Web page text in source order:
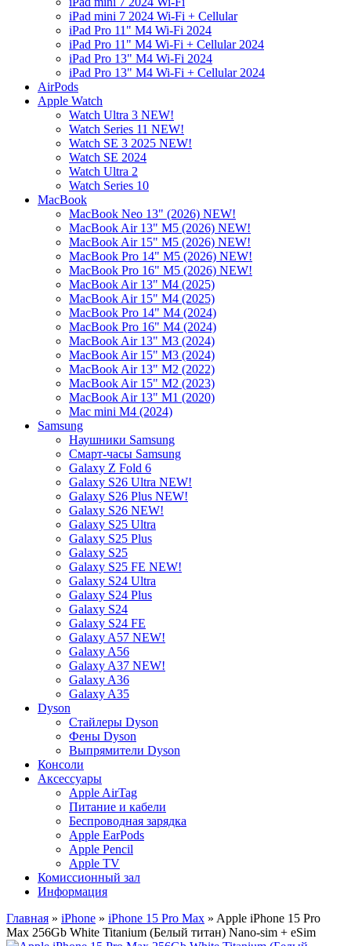
iPad mini 7 2024 Wi-Fi + Cellular
iPad Pro 11" M4 Wi-Fi 2024
iPad Pro 11" M4 Wi-Fi + Cellular 2024
iPad Pro 13" M4 Wi-Fi 2024
iPad Pro 13" M4 Wi-Fi + Cellular 2024
AirPods
Apple Watch
Watch Ultra 3 NEW!
Watch Series 11 NEW!
Watch SE 3 2025 NEW!
Watch SE 2024
Watch Ultra 2
Watch Series 10
MacBook
MacBook Neo 13" (2026) NEW!
MacBook Air 13" M5 (2026) NEW!
MacBook Air 15" M5 (2026) NEW!
MacBook Pro 14" M5 (2026) NEW!
MacBook Pro 16" M5 (2026) NEW!
MacBook Air 13" M4 (2025)
MacBook Air 15" M4 (2025)
MacBook Pro 14" M4 (2024)
MacBook Pro 16" M4 (2024)
MacBook Air 13" M3 (2024)
MacBook Air 15" M3 (2024)
MacBook Air 13" M2 (2022)
MacBook Air 15" M2 (2023)
MacBook Air 13" M1 (2020)
Mac mini M4 (2024)
Samsung
Наушники Samsung
Смарт-часы Samsung
Galaxy Z Fold 6
Galaxy S26 Ultra NEW!
Galaxy S26 Plus NEW!
Galaxy S26 NEW!
Galaxy S25 Ultra
Galaxy S25 Plus
Galaxy S25
Galaxy S25 FE NEW!
Galaxy S24 Ultra
Galaxy S24 Plus
Galaxy S24
Galaxy S24 FE
Galaxy A57 NEW!
Galaxy A56
Galaxy A37 NEW!
Galaxy A36
Galaxy A35
Dyson
Стайлеры Dyson
Фены Dyson
Выпрямители Dyson
Консоли
Аксессуары
Apple AirTag
Питание и кабели
Беспроводная зарядка
Apple EarPods
Apple Pencil
Apple TV
Комиссионный зал
Информация
Главная » iPhone » iPhone 15 Pro Max » Apple iPhone 15 Pro
Max 256Gb White Titanium (Белый титан) Nano-sim + eSim